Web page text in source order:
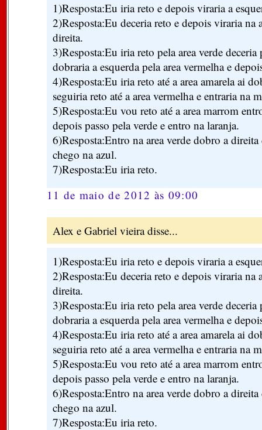
1)Resposta:Eu iria reto e depois viraria a
2)Resposta:Eu deceria reto e depois viraria na
direita.
3)Resposta:Eu iria reto pela area verde deceria
dobraria a esquerda pela area vermelha e
4)Resposta:Eu iria reto até a area amarela ai
seguiria reto até a area vermelha e entraria na
5)Resposta:Eu vou reto até a area marrom
depois passo pela verde e entro na laranja.
6)Resposta:Entro na area verde dobro a
chego na azul.
7)Resposta:Eu iria reto.
11 de maio de 2012 às 09:00
Alex e Gabriel vieira disse...
1)Resposta:Eu iria reto e depois viraria a
2)Resposta:Eu deceria reto e depois viraria na
direita.
3)Resposta:Eu iria reto pela area verde deceria
dobraria a esquerda pela area vermelha e
4)Resposta:Eu iria reto até a area amarela ai
seguiria reto até a area vermelha e entraria na
5)Resposta:Eu vou reto até a area marrom
depois passo pela verde e entro na laranja.
6)Resposta:Entro na area verde dobro a
chego na azul.
7)Resposta:Eu iria reto.